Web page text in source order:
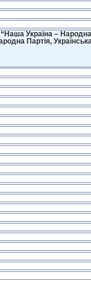
Україна –
Партія,